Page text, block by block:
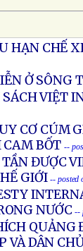
HẠN CHẾ
Ở SÔNG
VIỆT
CƠ CÚM
CAM BỐT--
ĐƯỢC
GIỚI -- posted
NƯỚC--
QUẢNG
VÀ DÂN